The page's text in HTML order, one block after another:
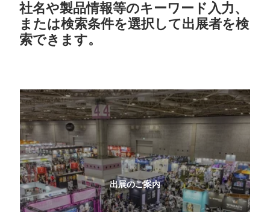
社名や製品情報等のキーワード入力、
または検索条件を選択して出展者を検
索できます。
出展のご案内